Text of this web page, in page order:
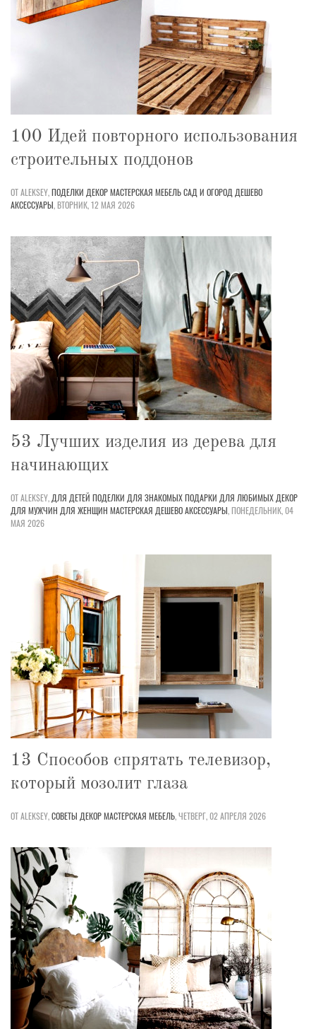
100 Идей повторного использования
строительных поддонов
ОТ ALEKSEY,ПОДЕЛКИ ДЕКОРМАСТЕРСКАЯ МЕБЕЛЬСАД И ОГОРОД ДЕШЕВО
АКСЕССУАРЫ,ВТОРНИК, 12 МАЯ 2026
53 Лучших изделия из дерева для
начинающих
ОТ ALEKSEY, ДЛЯ ДЕТЕЙ ПОДЕЛКИ ДЛЯ ЗНАКОМЫХПОДАРКИ ДЛЯ ЛЮБИМЫХ ДЕКОР
ДЛЯ МУЖЧИН ДЛЯ ЖЕНЩИН МАСТЕРСКАЯ ДЕШЕВОАКСЕССУАРЫ,ПОНЕДЕЛЬНИК, 04
МАЯ 2026
13 Способов спрятать телевизор,
который мозолит глаза
ОТ ALEKSEY,СОВЕТЫ ДЕКОРМАСТЕРСКАЯ МЕБЕЛЬ,ЧЕТВЕРГ, 02 АПРЕЛЯ 2026